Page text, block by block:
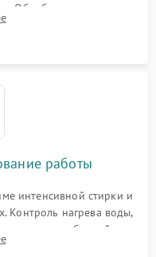
Обработка стыков
протечек воды.
работы
интенсивной стирки и
Контроль нагрева воды,
излишних вибраций,
под корпусом.